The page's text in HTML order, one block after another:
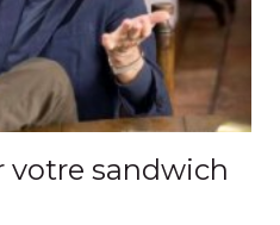
votre sandwich